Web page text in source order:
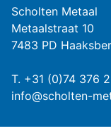
Scholten Metaal
Metaalstraat 10
7483 PD
T. +31 (0)74 376
info@scholten-